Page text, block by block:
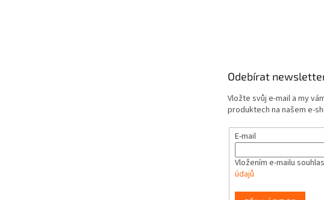
Odebírat
Vložte svůj e-mail a my
produktech na našem e-
E-mail
Vložením e-mailu
údajů